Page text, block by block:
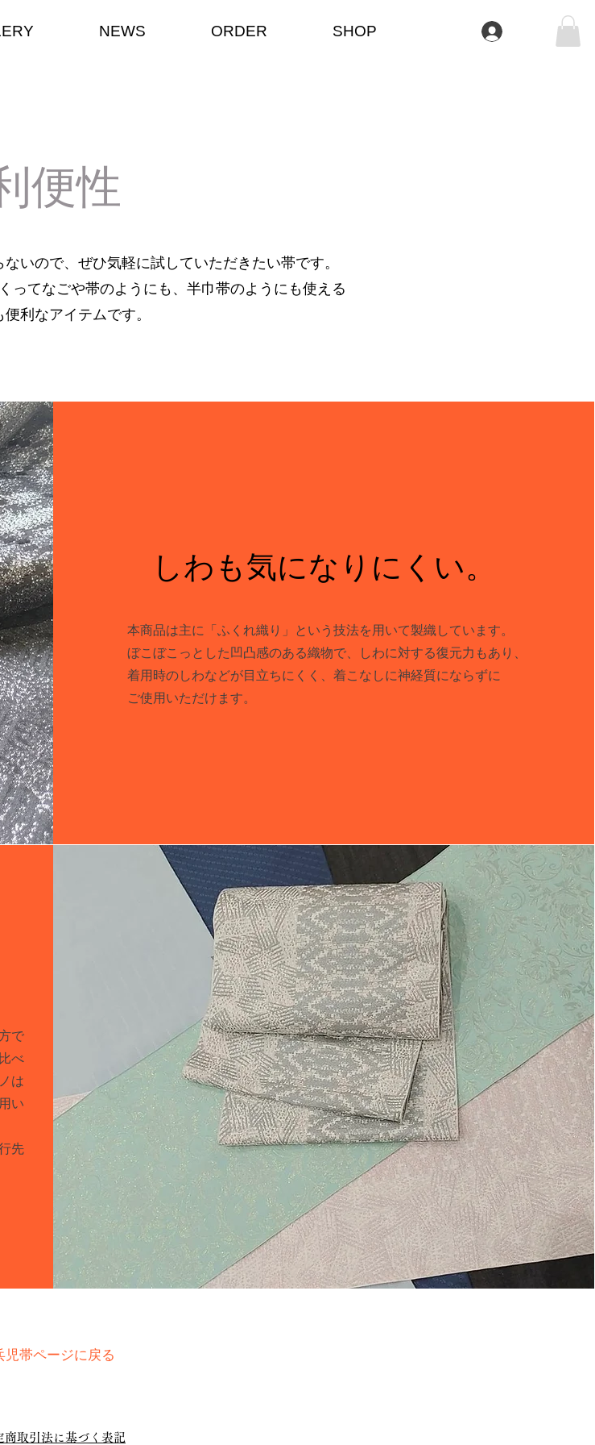
NEWS ORDER SHOP
便性
いので、ぜひ気軽に試していただきたい帯です。
ってなごや帯のようにも、半巾帯のようにも使える
便利なアイテムです。
しわも気になりにくい。
本商品は主に「ふくれ織り」という技法を用いて製織しています。
ぼこぼこっとした凹凸感のある織物で、しわに対する復元力もあり、
着用時のしわなどが目立ちにくく、着こなしに神経質にならずに
​ご使用いただけます。
で
べ
は
い
先
児帯ページに戻る
商取引法に基づく表記